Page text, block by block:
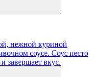
нежной куриной
соусе. Соус песто
завершает вкус.